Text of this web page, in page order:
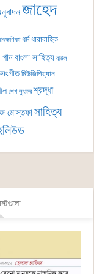
জাহেদ
ধর্ম ধারাবাহিক
গানবাংলা সাহিত্য বাউল
মিউজিশিয়্যান
শেখ লুৎফর শ্রদ্ধা
মোস্তফাসাহিত্য